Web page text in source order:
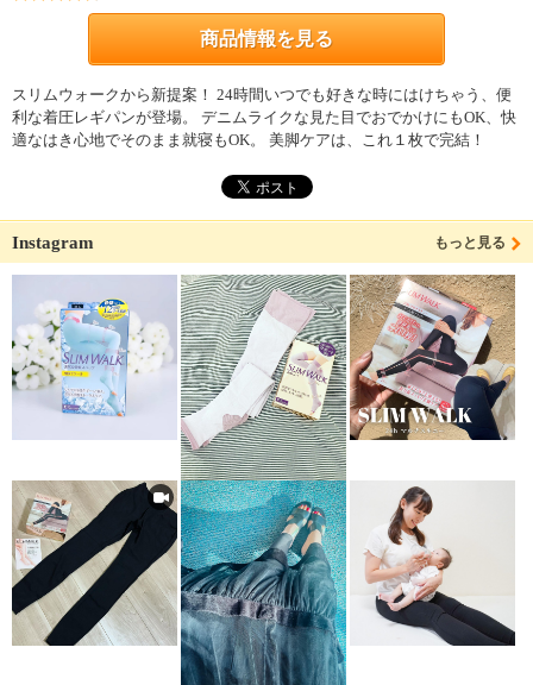
商品情報を見る
スリムウォークから新提案！ 24時間いつでも好きな時にはけちゃう、便
利な着圧レギパンが登場。 デニムライクな見た目でおでかけにもOK、快
適なはき心地でそのまま就寝もOK。 美脚ケアは、これ１枚で完結！
Instagram もっと見る